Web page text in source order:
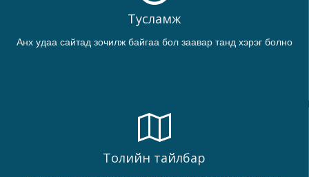
Тусламж
Анх удаа сайтад зочилж байгаа бол заавар танд хэрэг болно
Толийн тайлбар